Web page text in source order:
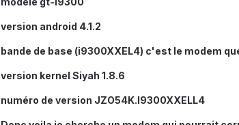
version android 4.1.2
bande de base (i9300XXEL4) c'est le modem
version kernel Siyah 1.8.6
numéro de version JZO54K.I9300XXELL4